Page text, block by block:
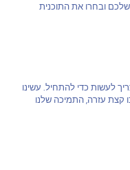
שלכם ובחרו את התוכנית
לעשות כדי להתחיל. עשינו
קצת עזרה, התמיכה שלנו